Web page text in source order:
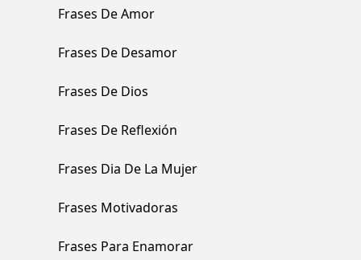
Frases De Amor
Frases De Desamor
Frases De Dios
Frases De Reflexión
Frases Dia De La Mujer
Frases Motivadoras
Frases Para Enamorar